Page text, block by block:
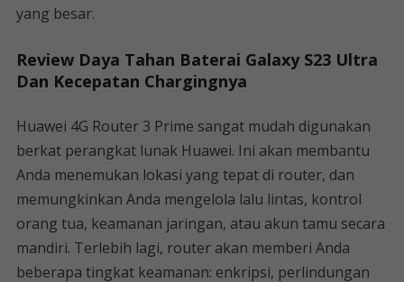
yang besar.
Review Daya Tahan Baterai Galaxy S23 Ultra
Dan Kecepatan Chargingnya
Huawei 4G Router 3 Prime sangat mudah digunakan
berkat perangkat lunak Huawei. Ini akan membantu
Anda menemukan lokasi yang tepat di router, dan
memungkinkan Anda mengelola lalu lintas, kontrol
orang tua, keamanan jaringan, atau akun tamu secara
mandiri. Terlebih lagi, router akan memberi Anda
beberapa tingkat keamanan: enkripsi, perlindungan